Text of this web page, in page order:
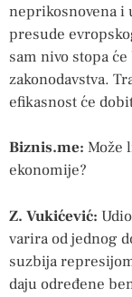
neprikosnovena i
presude
sam nivo stopa
zakonodavstva.
efikasnost će
Biznis.me: Može
ekonomije?
Z. Vukićević:
varira od jednog
suzbija
daju određene